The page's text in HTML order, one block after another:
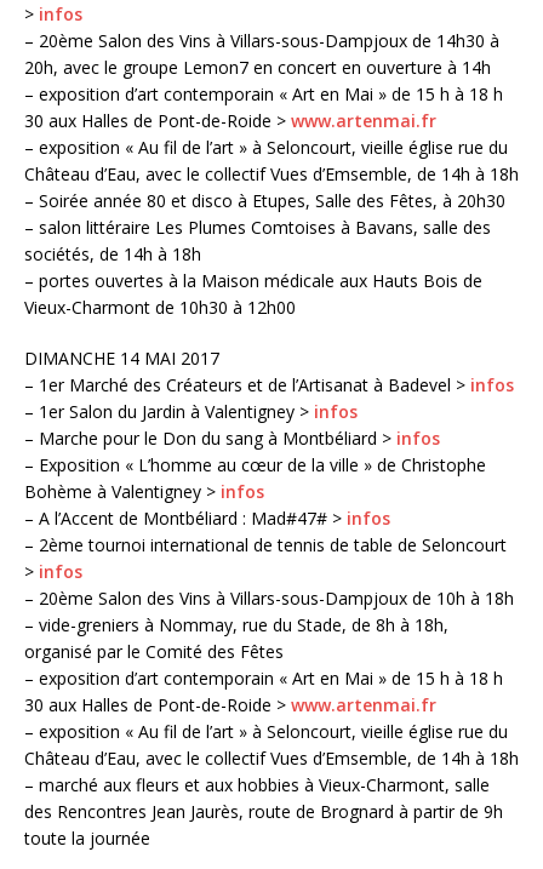
> infos
– 20ème Salon des Vins à Villars-sous-Dampjoux de 14h30 à
20h, avec le groupe Lemon7 en concert en ouverture à 14h
– exposition d’art contemporain « Art en Mai » de 15 h à 18 h
30 aux Halles de Pont-de-Roide > www.artenmai.fr
– exposition « Au fil de l’art » à Seloncourt, vieille église rue du
Château d’Eau, avec le collectif Vues d’Emsemble, de 14h à 18h
– Soirée année 80 et disco à Etupes, Salle des Fêtes, à 20h30
– salon littéraire Les Plumes Comtoises à Bavans, salle des
sociétés, de 14h à 18h
– portes ouvertes à la Maison médicale aux Hauts Bois de
Vieux-Charmont de 10h30 à 12h00
DIMANCHE 14 MAI 2017
– 1er Marché des Créateurs et de l’Artisanat à Badevel > infos
– 1er Salon du Jardin à Valentigney > infos
– Marche pour le Don du sang à Montbéliard > infos
– Exposition « L’homme au cœur de la ville » de Christophe
Bohème à Valentigney > infos
– A l’Accent de Montbéliard : Mad#47# > infos
– 2ème tournoi international de tennis de table de Seloncourt
> infos
– 20ème Salon des Vins à Villars-sous-Dampjoux de 10h à 18h
– vide-greniers à Nommay, rue du Stade, de 8h à 18h,
organisé par le Comité des Fêtes
– exposition d’art contemporain « Art en Mai » de 15 h à 18 h
30 aux Halles de Pont-de-Roide > www.artenmai.fr
– exposition « Au fil de l’art » à Seloncourt, vieille église rue du
Château d’Eau, avec le collectif Vues d’Emsemble, de 14h à 18h
– marché aux fleurs et aux hobbies à Vieux-Charmont, salle
des Rencontres Jean Jaurès, route de Brognard à partir de 9h
toute la journée